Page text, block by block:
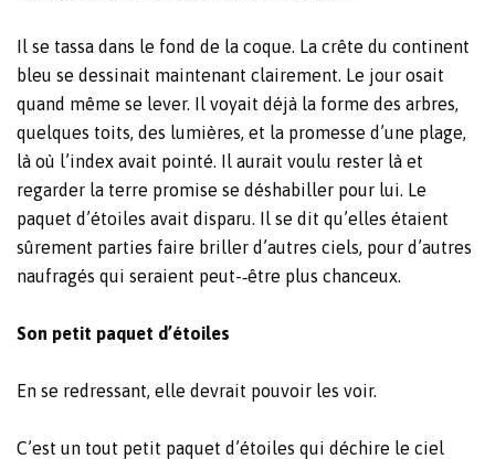
Il se tassa dans le fond de la coque. La crête du continent
bleu se dessinait maintenant clairement. Le jour osait
quand même se lever. Il voyait déjà la forme des arbres,
quelques toits, des lumières, et la promesse d’une plage,
là où l’index avait pointé. Il aurait voulu rester là et
regarder la terre promise se déshabiller pour lui. Le
paquet d’étoiles avait disparu. Il se dit qu’elles étaient
sûrement parties faire briller d’autres ciels, pour d’autres
naufragés qui seraient peut-‐être plus chanceux.
Son petit paquet d’étoiles
En se redressant, elle devrait pouvoir les voir.
C’est un tout petit paquet d’étoiles qui déchire le ciel